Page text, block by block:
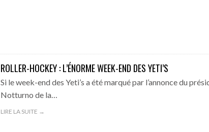
ROLLER-HOCKEY : L’ÉNORME WEEK-END DES YETI’S
Si le week-end des Yeti’s a été marqué par l’annonce du
Notturno de la…
LIRE LA SUITE →